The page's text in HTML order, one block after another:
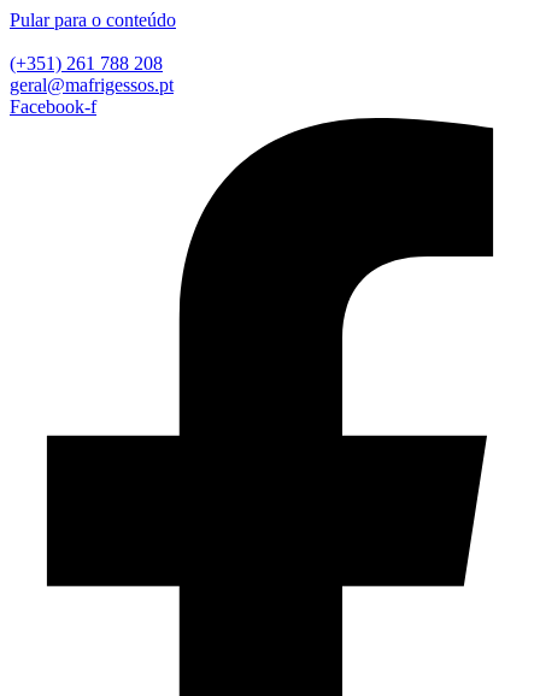
Pular para o conteúdo
(+351) 261 788 208
geral@mafrigessos.pt
Facebook-f